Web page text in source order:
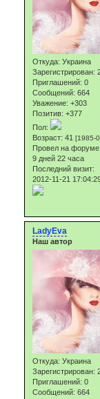
Откуда: Украина
Зарегистрирован:
Приглашений: 0
Сообщений: 664
Уважение: +303
Позитив: +377
Пол:
Возраст: 41 [1985-
Провел на форуме:
9 дней 22 часа
Последний визит:
2012-11-21
LadyEva
Наш автор
Откуда: Украина
Зарегистрирован:
Приглашений: 0
Сообщений: 664